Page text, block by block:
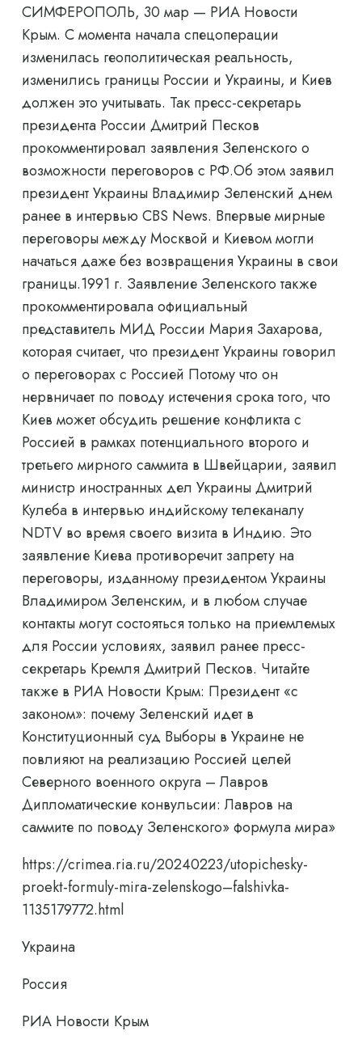
СИМФЕРОПОЛЬ, 30 мар — РИА Новости
Крым. С момента начала спецоперации
изменилась геополитическая реальность,
изменились границы России и Украины, и Киев
должен это учитывать. Так пресс-секретарь
президента России Дмитрий Песков
прокомментировал заявления Зеленского о
возможности переговоров с РФ.Об этом заявил
президент Украины Владимир Зеленский днем ​​
ранее в интервью CBS News. Впервые мирные
переговоры между Москвой и Киевом могли
начаться даже без возвращения Украины в свои
границы.1991 г. Заявление Зеленского также
прокомментировала официальный
представитель МИД России Мария Захарова,
которая считает, что президент Украины говорил
о переговорах с Россией Потому что он
нервничает по поводу истечения срока того, что
Киев может обсудить решение конфликта с
Россией в рамках потенциального второго и
третьего мирного саммита в Швейцарии, заявил
министр иностранных дел Украины Дмитрий
Кулеба в интервью индийскому телеканалу
NDTV во время своего визита в Индию. Это
заявление Киева противоречит запрету на
переговоры, изданному президентом Украины
Владимиром Зеленским, и в любом случае
контакты могут состояться только на приемлемых
для России условиях, заявил ранее пресс-
секретарь Кремля Дмитрий Песков. Читайте
также в РИА Новости Крым: Президент «с
законом»: почему Зеленский идет в
Конституционный суд Выборы в Украине не
повлияют на реализацию Россией целей
Северного военного округа – Лавров
Дипломатические конвульсии: Лавров на
саммите по поводу Зеленского» формула мира»
https://crimea.ria.ru/20240223/utopichesky-
proekt-formuly-mira-zelenskogo–falshivka-
1135179772.html
Украина
Россия
РИА Новости Крым